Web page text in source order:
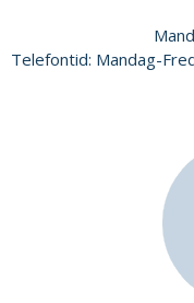
Telefontid: Mandag-